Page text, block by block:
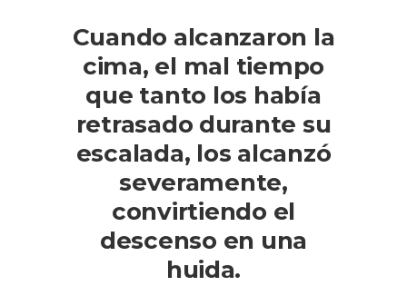
Cuando alcanzaron la
cima, el mal tiempo
que tanto los había
retrasado durante su
escalada, los alcanzó
severamente,
convirtiendo el
descenso en una
huida.